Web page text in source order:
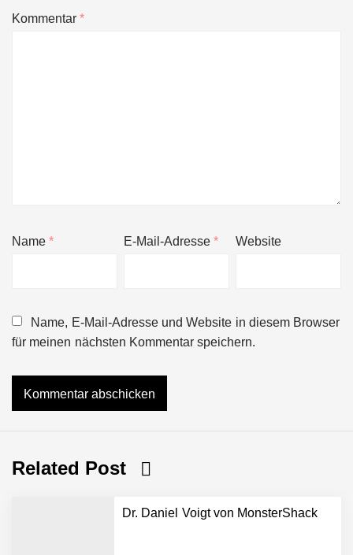
Kommentar*
Name* E-Mail-Adresse* Website
Name, E-Mail-Adresse und Website in diesem Browser
für meinen nächsten Kommentar speichern.
Related Post
Dr. Daniel Voigt von MonsterShack